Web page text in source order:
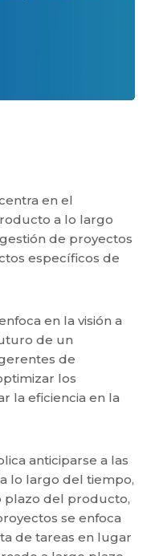
en el
a lo largo
de proyectos
específicos de
en la visión a
de un
de
los
la eficiencia en la
anticiparse a las
lo largo del tiempo,
plazo del producto,
se enfoca
de tareas en lugar